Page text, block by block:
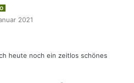
2021
heute noch ein zeitlos schönes